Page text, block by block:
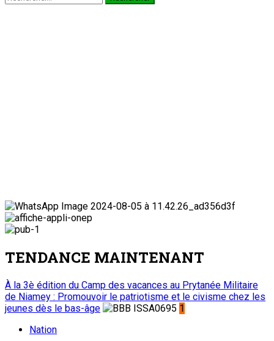
TENDANCE MAINTENANT
À la 3è édition du Camp des vacances au Prytanée Militaire
de Niamey : Promouvoir le patriotisme et le civisme chez les
jeunes dès le bas-âge
1
Nation